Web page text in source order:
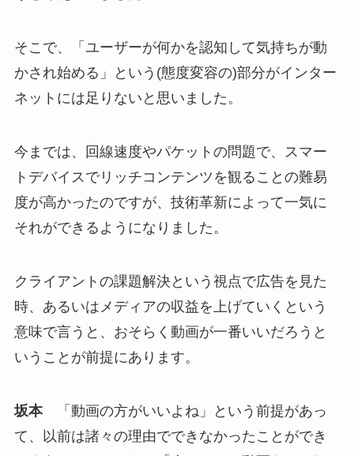
そこで、「ユーザーが何かを認知して気持ちが動
かされ始める」という(態度変容の)部分がインター
ネットには足りないと思いました。
今までは、回線速度やパケットの問題で、スマー
トデバイスでリッチコンテンツを観ることの難易
度が高かったのですが、技術革新によって一気に
それができるようになりました。
クライアントの課題解決という視点で広告を見た
時、あるいはメディアの収益を上げていくという
意味で言うと、おそらく動画が一番いいだろうと
いうことが前提にあります。
坂本「動画の方がいいよね」という前提があっ
て、以前は諸々の理由でできなかったことができ